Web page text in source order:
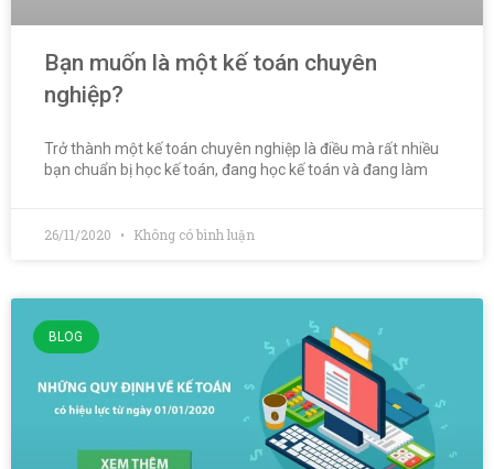
Bạn muốn là một kế toán chuyên
nghiệp?
Trở thành một kế toán chuyên nghiệp là điều mà rất nhiều
bạn chuẩn bị học kế toán, đang học kế toán và đang làm
26/11/2020 Không có bình luận
BLOG